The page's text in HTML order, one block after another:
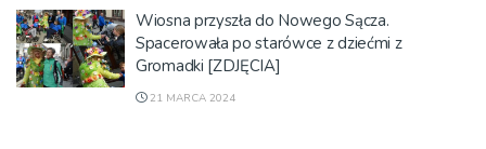
Wiosna przyszła do Nowego Sącza.
Spacerowała po starówce z dziećmi z
Gromadki [ZDJĘCIA]
21 MARCA 2024